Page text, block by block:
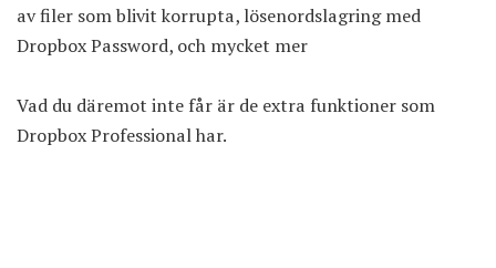
av filer som blivit korrupta, lösenordslagring med
Dropbox Password, och mycket mer
Vad du däremot inte får är de extra funktioner som
Dropbox Professional har.